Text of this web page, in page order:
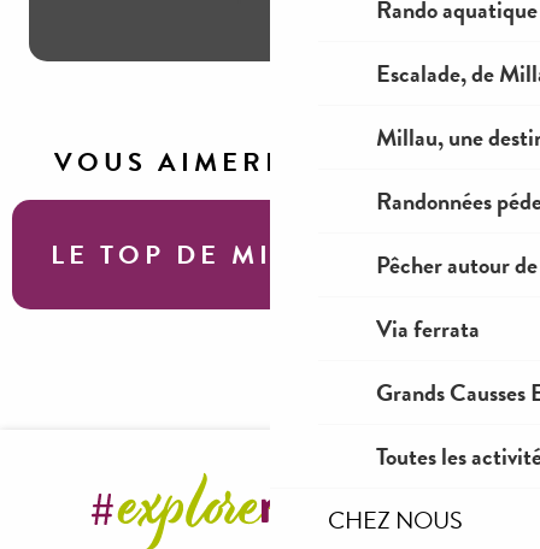
Rando
Escalade, de
Millau, une
Randonnées
Pêcher autour
Via ferrata
Grands Causses
Toutes les
CHEZ NOUS
VOUS AIMEREZ AUSSI
LE TOP DE MILLAU
Château de Peyrelade